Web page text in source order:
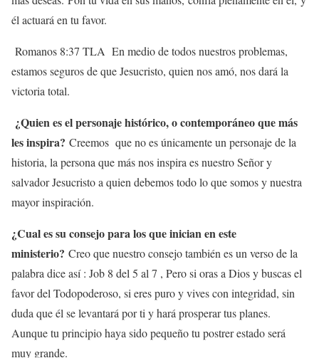
él actuará en tu favor.
Romanos 8:37 TLA En medio de todos nuestros problemas,
estamos seguros de que Jesucristo, quien nos amó, nos dará la
victoria total.
¿Quien es el personaje histórico, o contemporáneo que más
les inspira? Creemos que no es únicamente un personaje de la
historia, la persona que más nos inspira es nuestro Señor y
salvador Jesucristo a quien debemos todo lo que somos y nuestra
mayor inspiración.
¿Cual es su consejo para los que inician en este
ministerio? Creo que nuestro consejo también es un verso de la
palabra dice así : Job 8 del 5 al 7 , Pero si oras a Dios y buscas el
favor del Todopoderoso, si eres puro y vives con integridad, sin
duda que él se levantará por ti y hará prosperar tus planes.
Aunque tu principio haya sido pequeño tu postrer estado será
muy grande.